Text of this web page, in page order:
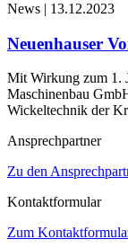
News | 13.12.2023
Neuenhauser
Mit Wirkung zum 1.
Maschinenbau
Wickeltechnik der
Ansprechpartner
Zu den
Kontaktformular
Zum